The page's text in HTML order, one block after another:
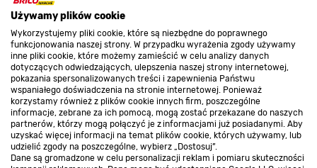
Używamy plików cookie
Wykorzystujemy pliki cookie, które są niezbędne do poprawnego
funkcjonowania naszej strony. W przypadku wyrażenia zgody używamy
inne pliki cookie, które możemy zamieścić w celu analizy danych
dotyczących odwiedzających, ulepszenia naszej strony internetowej,
pokazania spersonalizowanych treści i zapewnienia Państwu
wspaniałego doświadczenia na stronie internetowej. Ponieważ
korzystamy również z plików cookie innych firm, poszczególne
informacje, zebrane za ich pomocą, mogą zostać przekazane do naszych
partnerów, którzy mogą połączyć je z informacjami już posiadanymi. Aby
uzyskać więcej informacji na temat plików cookie, których używamy, lub
udzielić zgody na poszczególne, wybierz „Dostosuj”.
Dane są gromadzone w celu personalizacji reklam i pomiaru skuteczności
Promocje
Nasze sklepy
O nas
Kontakt do sklepu